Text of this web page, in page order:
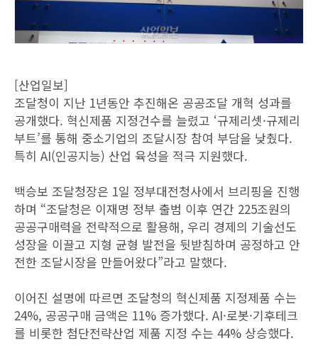
[산업일보]
조달청이 지난 1년동안 추진해온 공공조달 개혁 성과를
공개했다. 혁신제품 지정건수를 늘렸고 ‘규제리셋·규제리
부트’를 통해 중소기업의 조달시장 참여 부담을 낮췄다.
특히 AI(인공지능) 산업 육성을 적극 지원했다.
백승보 조달청장은 1일 정부대전청사에서 브리핑을 진행
하며 “조달청은 이재명 정부 출범 이후 연간 225조원의
공공구매력을 전략적으로 활용해, 우리 경제의 기술선도
성장을 이끌고 지형 균형 발전을 뒷받침하며 공정하고 안
전한 조달시장을 만들어왔다”라고 말했다.
이어진 설명에 따르면 조달청의 혁신제품 지정제품 수는
24%, 공공구매 금액은 11% 증가했다. AI·로봇·기후테크
를 비롯한 첨단전략산업 제품 지정 수는 44% 상승했다.